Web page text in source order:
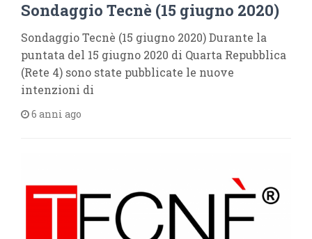
Sondaggio Tecnè (15 giugno 2020)
Sondaggio Tecnè (15 giugno 2020) Durante la
puntata del 15 giugno 2020 di Quarta Repubblica
(Rete 4) sono state pubblicate le nuove
intenzioni di
6 anni ago